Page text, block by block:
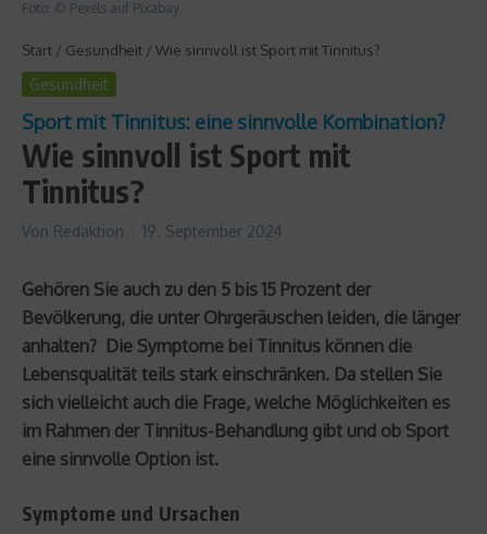
Foto: © Pexels auf Pixabay
Start / Gesundheit / Wie sinnvoll ist Sport mit Tinnitus?
Gesundheit
Sport mit Tinnitus: eine sinnvolle Kombination?
Wie sinnvoll ist Sport mit
Tinnitus?
Von Redaktion 19. September 2024
Gehören Sie auch zu den 5 bis 15 Prozent der
Bevölkerung, die unter Ohrgeräuschen leiden, die länger
anhalten? Die Symptome bei Tinnitus können die
Lebensqualität teils stark einschränken. Da stellen Sie
sich vielleicht auch die Frage, welche Möglichkeiten es
im Rahmen der Tinnitus-Behandlung gibt und ob Sport
eine sinnvolle Option ist.
Symptome und Ursachen